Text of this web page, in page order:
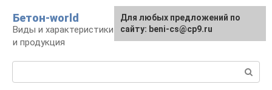
контенту
Бетон-world
Виды и характеристики бетона, конструкции
и продукция
Для любых предложений по
сайту: beni-cs@cp9.ru